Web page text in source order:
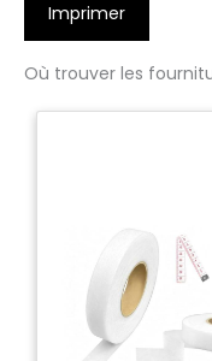
Imprimer
Où trouver les